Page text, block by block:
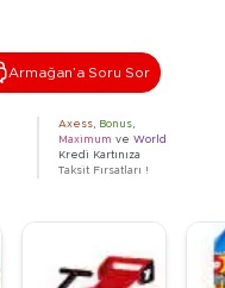
Armağan’a Soru Sor
Axess Bonus
Maximum ve World
Kredi Kartınıza
Taksit Fırsatları !